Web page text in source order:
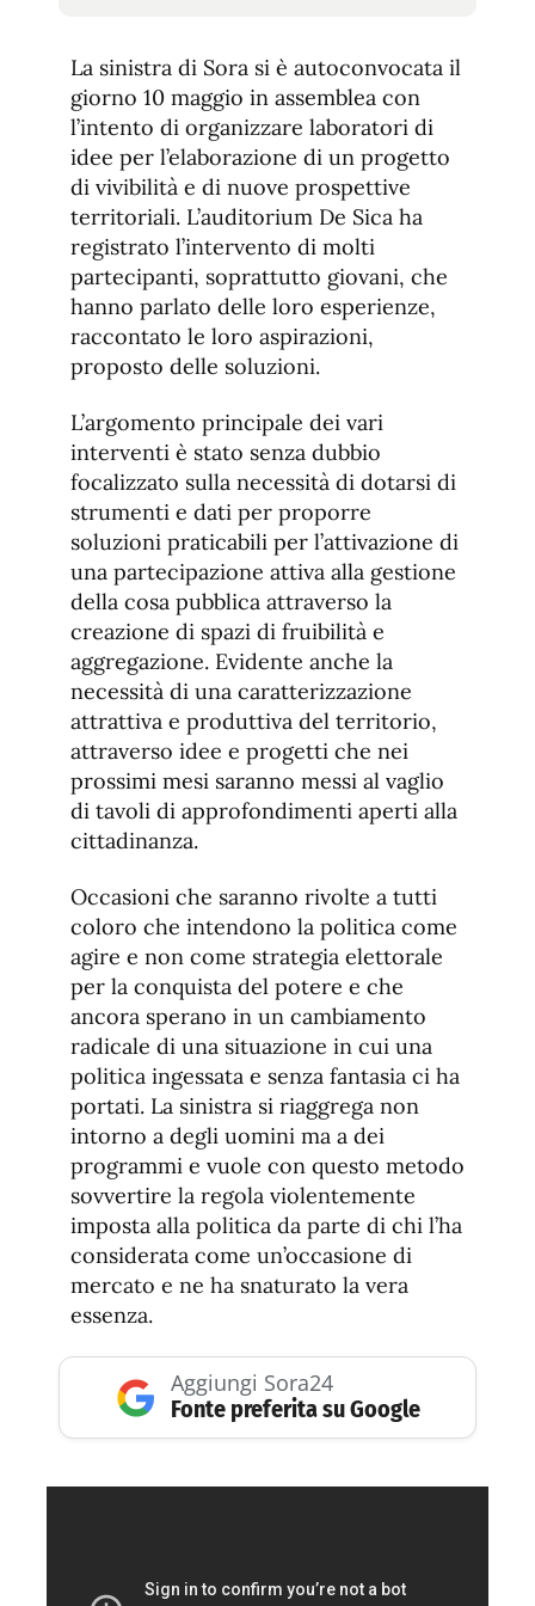
de
fuente
de
fuente.
La sinistra di Sora si è autoconvocata il
giorno 10 maggio in assemblea con
l’intento di organizzare laboratori di
idee per l’elaborazione di un progetto
di vivibilità e di nuove prospettive
territoriali. L’auditorium De Sica ha
registrato l’intervento di molti
partecipanti, soprattutto giovani, che
hanno parlato delle loro esperienze,
raccontato le loro aspirazioni,
proposto delle soluzioni.
L’argomento principale dei vari
interventi è stato senza dubbio
focalizzato sulla necessità di dotarsi di
strumenti e dati per proporre
soluzioni praticabili per l’attivazione di
una partecipazione attiva alla gestione
della cosa pubblica attraverso la
creazione di spazi di fruibilità e
aggregazione. Evidente anche la
necessità di una caratterizzazione
attrattiva e produttiva del territorio,
attraverso idee e progetti che nei
prossimi mesi saranno messi al vaglio
di tavoli di approfondimenti aperti alla
cittadinanza.
Occasioni che saranno rivolte a tutti
coloro che intendono la politica come
agire e non come strategia elettorale
per la conquista del potere e che
ancora sperano in un cambiamento
radicale di una situazione in cui una
politica ingessata e senza fantasia ci ha
portati. La sinistra si riaggrega non
intorno a degli uomini ma a dei
programmi e vuole con questo metodo
sovvertire la regola violentemente
imposta alla politica da parte di chi l’ha
considerata come un’occasione di
mercato e ne ha snaturato la vera
essenza.
Aggiungi Sora24
Fonte preferita su Google